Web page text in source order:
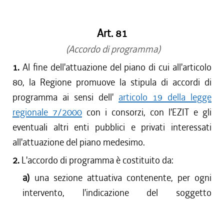
dal 15/12/2016 al 31/12/2016
dal 13/08/2016 al 14/12/2016
dal 13/04/2016 al 12/08/2016
dal 01/01/2016 al 12/04/2016
dal 13/11/2015 al 31/12/2015
dal 01/10/2015 al 12/11/2015
dal 11/08/2015 al 30/09/2015
dal 23/07/2015 al 10/08/2015
dal 26/02/2015 al 22/07/2015
Art. 81
(Accordo di programma)
1. Al fine dell'attuazione del piano di cui all'articolo
80, la Regione promuove la stipula di accordi di
programma ai sensi dell' articolo 19 della legge
regionale 7/2000 con i consorzi, con l'EZIT e gli
eventuali altri enti pubblici e privati interessati
all'attuazione del piano medesimo.
2. L'accordo di programma è costituito da:
a) una sezione attuativa contenente, per ogni
intervento, l'indicazione del soggetto